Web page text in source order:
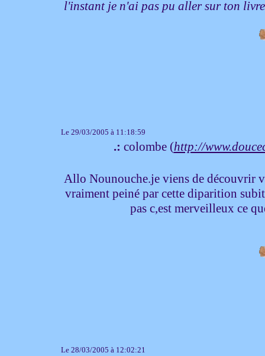
l'instant je n'ai pas pu aller sur ton
Le 29/03/2005 à 11:18:59
.: colombe (http://
Allo Nounouche.je viens de découvrir
vraiment peiné par cette diparition
pas c,est merveilleux ce
Le 28/03/2005 à 12:02:21